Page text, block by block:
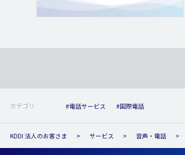
カテゴリ #電話サービス #国際電話
KDDI 法人のお客さま サービス 音声・電話